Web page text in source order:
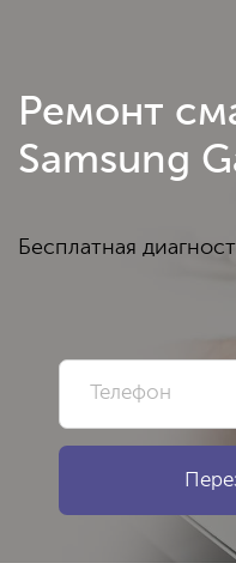
Ремонт
Samsung
Бесплатная